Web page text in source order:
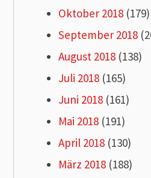
Oktober 2018 (179)
September 2018
August 2018 (138)
Juli 2018 (165)
Juni 2018 (161)
Mai 2018 (191)
April 2018 (130)
März 2018 (188)